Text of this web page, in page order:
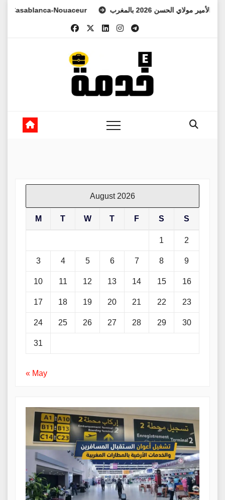
Skip
Nouaceur الأمير مولاي الحسن 2026 بالمغرب
August 2026
M T W T F S S
1 2
3 4 5 6 7 8 9
10 11 12 13 14 15 16
17 18 19 20 21 22 23
24 25 26 27 28 29 30
31
« May